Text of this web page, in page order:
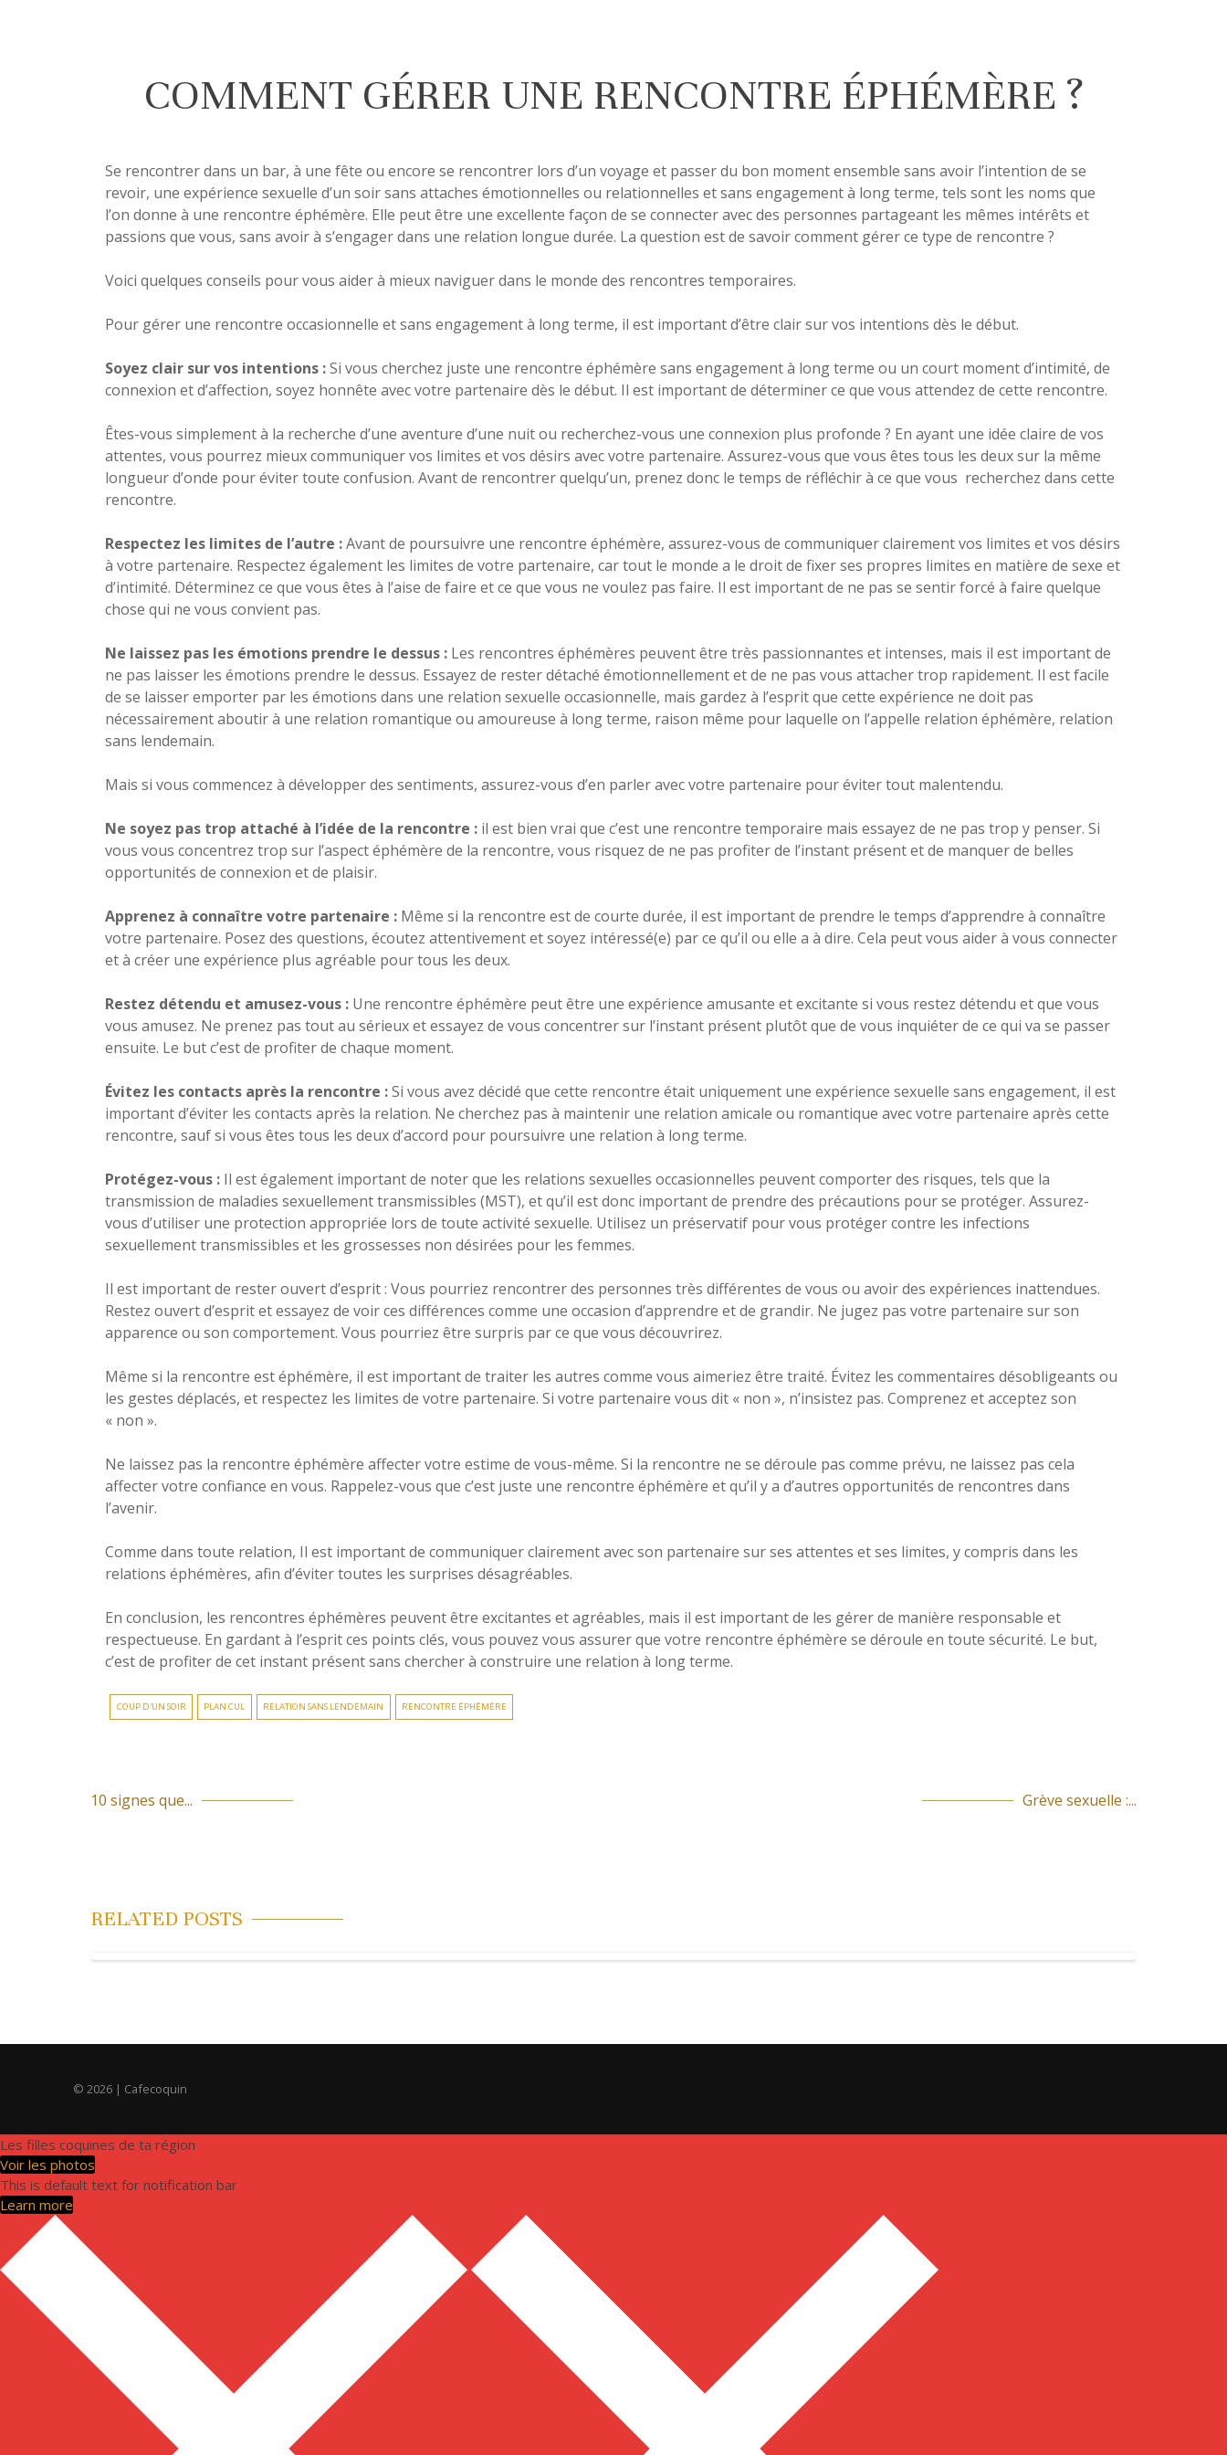
COMMENT GÉRER UNE RENCONTRE ÉPHÉMÈRE ?
Se rencontrer dans un bar, à une fête ou encore se rencontrer lors d’un voyage et passer du bon moment ensemble sans avoir l’intention de se
revoir, une expérience sexuelle d’un soir sans attaches émotionnelles ou relationnelles et sans engagement à long terme, tels sont les noms que
l’on donne à une rencontre éphémère. Elle peut être une excellente façon de se connecter avec des personnes partageant les mêmes intérêts et
passions que vous, sans avoir à s’engager dans une relation longue durée. La question est de savoir comment gérer ce type de rencontre ?
Voici quelques conseils pour vous aider à mieux naviguer dans le monde des rencontres temporaires.
Pour gérer une rencontre occasionnelle et sans engagement à long terme, il est important d’être clair sur vos intentions dès le début.
Soyez clair sur vos intentions :Si vous cherchez juste une rencontre éphémère sans engagement à long terme ou un court moment d’intimité, de
connexion et d’affection, soyez honnête avec votre partenaire dès le début. Il est important de déterminer ce que vous attendez de cette rencontre.
Êtes-vous simplement à la recherche d’une aventure d’une nuit ou recherchez-vous une connexion plus profonde ? En ayant une idée claire de vos
attentes, vous pourrez mieux communiquer vos limites et vos désirs avec votre partenaire. Assurez-vous que vous êtes tous les deux sur la même
longueur d’onde pour éviter toute confusion. Avant de rencontrer quelqu’un, prenez donc le temps de réfléchir à ce que vous recherchez dans cette
rencontre.
Respectez les limites de l’autre :Avant de poursuivre une rencontre éphémère, assurez-vous de communiquer clairement vos limites et vos désirs
à votre partenaire. Respectez également les limites de votre partenaire, car tout le monde a le droit de fixer ses propres limites en matière de sexe et
d’intimité. Déterminez ce que vous êtes à l’aise de faire et ce que vous ne voulez pas faire. Il est important de ne pas se sentir forcé à faire quelque
chose qui ne vous convient pas.
Ne laissez pas les émotions prendre le dessus : Les rencontres éphémères peuvent être très passionnantes et intenses, mais il est important de
ne pas laisser les émotions prendre le dessus. Essayez de rester détaché émotionnellement et de ne pas vous attacher trop rapidement. Il est facile
de se laisser emporter par les émotions dans une relation sexuelle occasionnelle, mais gardez à l’esprit que cette expérience ne doit pas
nécessairement aboutir à une relation romantique ou amoureuse à long terme, raison même pour laquelle on l’appelle relation éphémère, relation
sans lendemain.
Mais si vous commencez à développer des sentiments, assurez-vous d’en parler avec votre partenaire pour éviter tout malentendu.
Ne soyez pas trop attaché à l’idée de la rencontre : il est bien vrai que c’est une rencontre temporaire mais essayez de ne pas trop y penser. Si
vous vous concentrez trop sur l’aspect éphémère de la rencontre, vous risquez de ne pas profiter de l’instant présent et de manquer de belles
opportunités de connexion et de plaisir.
Apprenez à connaître votre partenaire : Même si la rencontre est de courte durée, il est important de prendre le temps d’apprendre à connaître
votre partenaire. Posez des questions, écoutez attentivement et soyez intéressé(e) par ce qu’il ou elle a à dire. Cela peut vous aider à vous connecter
et à créer une expérience plus agréable pour tous les deux.
Restez détendu et amusez-vous : Une rencontre éphémère peut être une expérience amusante et excitante si vous restez détendu et que vous
vous amusez. Ne prenez pas tout au sérieux et essayez de vous concentrer sur l’instant présent plutôt que de vous inquiéter de ce qui va se passer
ensuite. Le but c’est de profiter de chaque moment.
Évitez les contacts après la rencontre :Si vous avez décidé que cette rencontre était uniquement une expérience sexuelle sans engagement, il est
important d’éviter les contacts après la relation. Ne cherchez pas à maintenir une relation amicale ou romantique avec votre partenaire après cette
rencontre, sauf si vous êtes tous les deux d’accord pour poursuivre une relation à long terme.
Protégez-vous : Il est également important de noter que les relations sexuelles occasionnelles peuvent comporter des risques, tels que la
transmission de maladies sexuellement transmissibles (MST), et qu’il est donc important de prendre des précautions pour se protéger. Assurez-
vous d’utiliser une protection appropriée lors de toute activité sexuelle. Utilisez un préservatif pour vous protéger contre les infections
sexuellement transmissibles et les grossesses non désirées pour les femmes.
Il est important de rester ouvert d’esprit : Vous pourriez rencontrer des personnes très différentes de vous ou avoir des expériences inattendues.
Restez ouvert d’esprit et essayez de voir ces différences comme une occasion d’apprendre et de grandir. Ne jugez pas votre partenaire sur son
apparence ou son comportement. Vous pourriez être surpris par ce que vous découvrirez.
Même si la rencontre est éphémère, il est important de traiter les autres comme vous aimeriez être traité. Évitez les commentaires désobligeants ou
les gestes déplacés, et respectez les limites de votre partenaire. Si votre partenaire vous dit « non », n’insistez pas. Comprenez et acceptez son
« non ».
Ne laissez pas la rencontre éphémère affecter votre estime de vous-même. Si la rencontre ne se déroule pas comme prévu, ne laissez pas cela
affecter votre confiance en vous. Rappelez-vous que c’est juste une rencontre éphémère et qu’il y a d’autres opportunités de rencontres dans
l’avenir.
Comme dans toute relation, Il est important de communiquer clairement avec son partenaire sur ses attentes et ses limites, y compris dans les
relations éphémères, afin d’éviter toutes les surprises désagréables.
En conclusion, les rencontres éphémères peuvent être excitantes et agréables, mais il est important de les gérer de manière responsable et
respectueuse. En gardant à l’esprit ces points clés, vous pouvez vous assurer que votre rencontre éphémère se déroule en toute sécurité. Le but,
c’est de profiter de cet instant présent sans chercher à construire une relation à long terme.
COUP D'UN SOIR PLAN CUL RELATION SANS LENDEMAIN RENCONTRE ÉPHÉMÈRE
N
a
n
d
e
l
a
i
10 signes que... Grève sexuelle :...
RELATED POSTS
© 2026 | Cafecoquin
Les filles coquines de ta région
Voir les photos
This is default text for notification bar
Learn more